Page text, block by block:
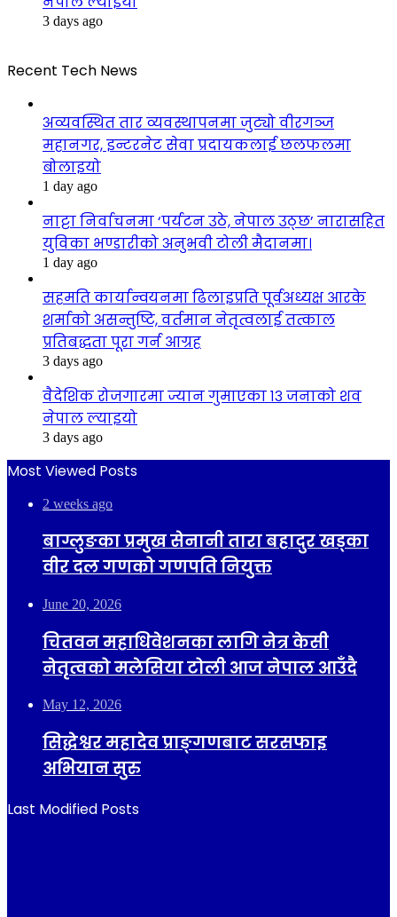
3 days ago
Recent Tech News
अव्यवस्थित तार व्यवस्थापनमा जुट्यो वीरगञ्ज
महानगर, इन्टरनेट सेवा प्रदायकलाई छलफलमा
बोलाइयो
1 day ago
नाट्टा निर्वाचनमा ‘पर्यटन उठे, नेपाल उठ्छ’ नारासहित
युविका भण्डारीको अनुभवी टोली मैदानमा।
1 day ago
सहमति कार्यान्वयनमा ढिलाइप्रति पूर्वअध्यक्ष आरके
शर्माको असन्तुष्टि, वर्तमान नेतृत्वलाई तत्काल
प्रतिबद्धता पूरा गर्न आग्रह
3 days ago
वैदेशिक रोजगारमा ज्यान गुमाएका १३ जनाको शव
नेपाल ल्याइयो
3 days ago
Most Viewed Posts
2 weeks ago
बाग्लुङका प्रमुख सेनानी तारा बहादुर खड्का
वीर दल गणको गणपति नियुक्त
June 20, 2026
चितवन महाधिवेशनका लागि नेत्र केसी
नेतृत्वको मलेसिया टोली आज नेपाल आउँदै
May 12, 2026
सिद्धेश्वर महादेव प्राङ्गणबाट सरसफाइ
अभियान सुरु
Last Modified Posts